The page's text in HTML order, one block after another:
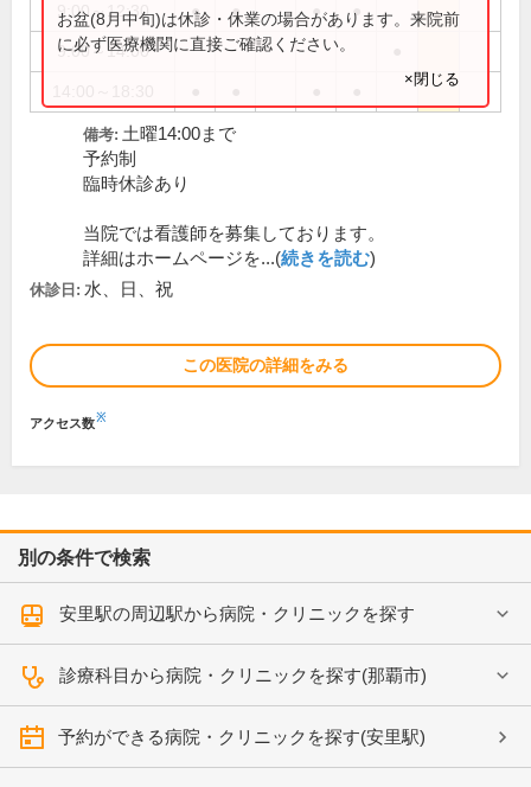
9:00～12:30 ● ● ● ●
9:00～14:00
お盆(8月中旬)は休診・休業の場合があります。来院前
に必ず医療機関に直接ご確認ください。
×閉じる
備考: 土曜14:00まで
予約制
臨時休診あり
当院では看護師を募集しております。
詳細はホームページを...(続きを読む)
休診日: 水、日、祝
この医院の詳細をみる
アクセス数※
別の条件で検索
安里駅の周辺駅から病院・クリニックを探す
診療科目から病院・クリニックを探す(那覇市)
予約ができる病院・クリニックを探す(安里駅)